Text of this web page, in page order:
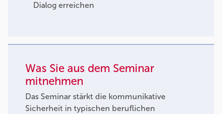
Dialog erreichen
Was Sie aus dem Seminar
mitnehmen
Das Seminar stärkt die kommunikative
Sicherheit in typischen beruflichen